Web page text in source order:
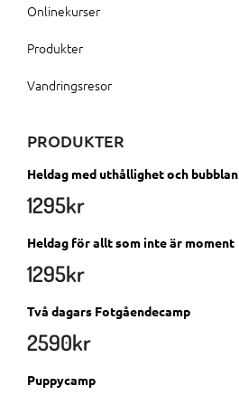
Onlinekurser
Produkter
Vandringsresor
PRODUKTER
Heldag med uthållighet och bubblan
1295kr
Heldag för allt som inte är moment
1295kr
Två dagars Fotgåendecamp
2590kr
Puppycamp